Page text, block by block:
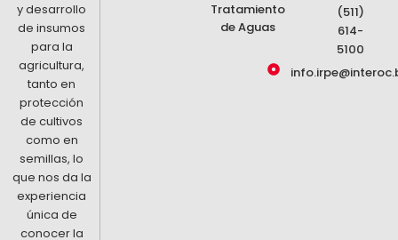
y desarrollo
de insumos
para la
agricultura,
tanto en
protección
de cultivos
como en
semillas, lo
que nos da la
experiencia
única de
conocer la
Tratamiento
de Aguas
(511)
614-
5100